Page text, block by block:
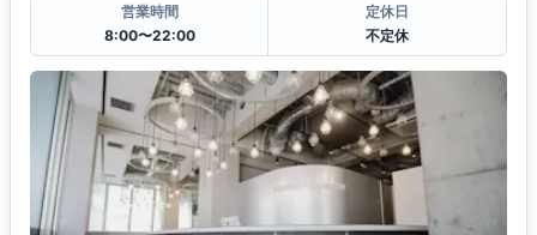
営業時間
8:00〜22:00
定休日
不定休